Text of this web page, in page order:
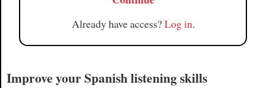
Already have access?Log in.
Improve your Spanish listening skills